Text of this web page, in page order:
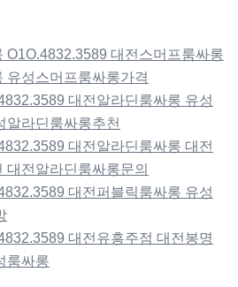
O1O.4832.3589 대전스머프룸싸롱
유성스머프룸싸롱가격
대전알라딘룸싸롱 유성
알라딘룸싸롱추천
대전알라딘룸싸롱 대전
대전알라딘룸싸롱문의
대전퍼블릭룸싸롱 유성
대전유흥주점 대전봉명
룸싸롱